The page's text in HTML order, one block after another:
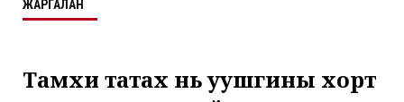
ЖАРГАЛАН
Тамхи татах нь уушгины хорт